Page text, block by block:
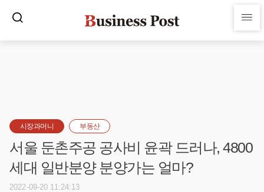
시장과머니 부동산
서울 둔촌주공 공사비 윤곽 드러나, 4800
세대 일반분양 분양가는 얼마?
2022-09-20 11:24:13